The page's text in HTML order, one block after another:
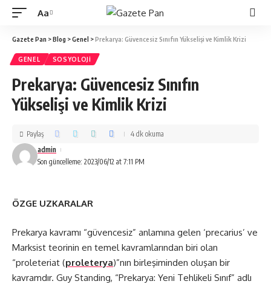
Aa
Gazete Pan >Blog >Genel >Prekarya: Güvencesiz Sınıfın Yükselişi ve Kimlik Krizi
GENEL SOSYOLOJI
Prekarya: Güvencesiz Sınıfın
Yükselişi ve Kimlik Krizi
Son güncelleme: 2023/06/12 at 7:11 PM
admin
Paylaş 4 dk okuma
ÖZGE UZKARALAR
Prekarya kavramı “güvencesiz” anlamına gelen ‘precarius’ ve
Marksist teorinin en temel kavramlarından biri olan
“proleteriat (proleterya)”nın birleşiminden oluşan bir
kavramdır. Guy Standing, “Prekarya: Yeni Tehlikeli Sınıf” adlı